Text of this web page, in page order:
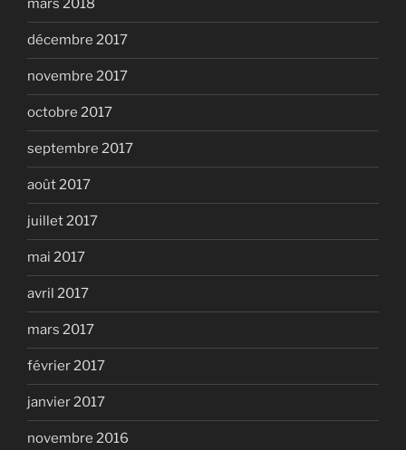
mars 2018
décembre 2017
novembre 2017
octobre 2017
septembre 2017
août 2017
juillet 2017
mai 2017
avril 2017
mars 2017
février 2017
janvier 2017
novembre 2016